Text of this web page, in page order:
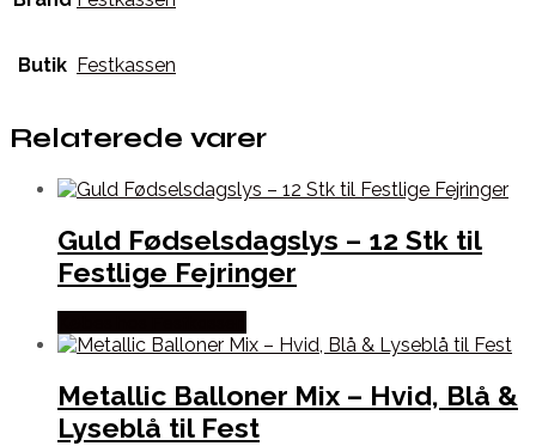
Butik Festkassen
Relaterede varer
Guld Fødselsdagslys – 12 Stk til
Festlige Fejringer
Metallic Balloner Mix – Hvid, Blå &
Lyseblå til Fest